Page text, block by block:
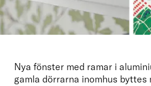
Nya fönster med ramar i
gamla dörrarna inomhus byttes